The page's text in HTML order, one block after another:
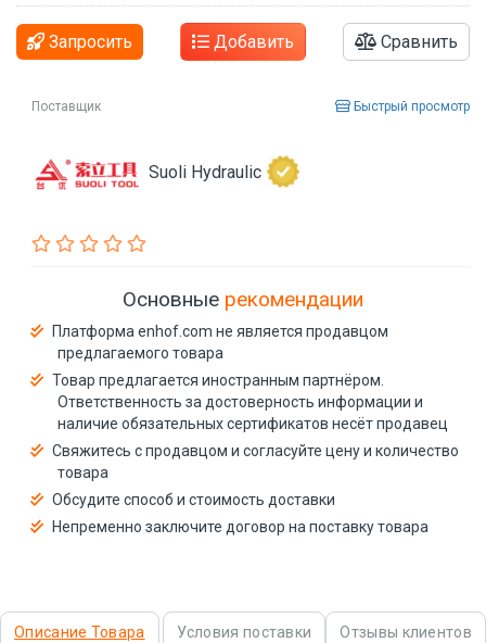
Запросить Добавить Сравнить
Поставщик Быстрый просмотр
Suoli Hydraulic
Основные рекомендации
Платформа enhof.com не является продавцом
предлагаемого товара
Товар предлагается иностранным партнёром.
Ответственность за достоверность информации и
наличие обязательных сертификатов несёт продавец
Свяжитесь с продавцом и согласуйте цену и количество
товара
Обсудите способ и стоимость доставки
Непременно заключите договор на поставку товара
Описание Товара Условия поставки Отзывы клиентов